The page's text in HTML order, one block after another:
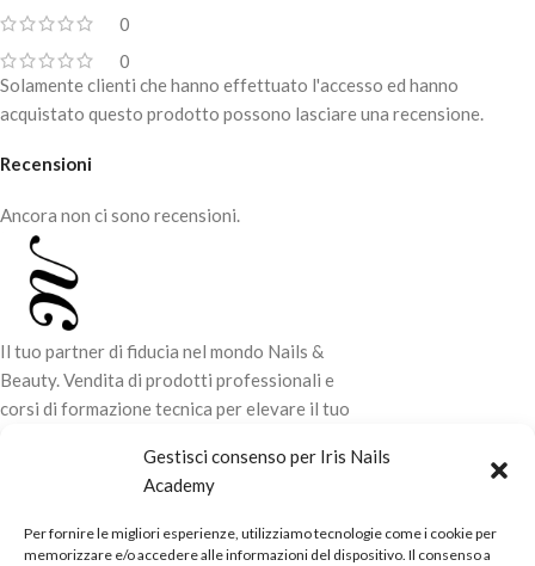
Gestisci consenso per Iris Nails
Academy
Per fornire le migliori esperienze, utilizziamo tecnologie come i cookie per
memorizzare e/o accedere alle informazioni del dispositivo. Il consenso a
0
0
Recensioni
Ancora non ci sono recensioni.
Solamente clienti che hanno effettuato l'accesso ed hanno
acquistato questo prodotto possono lasciare una recensione.
Il tuo partner di fiducia nel mondo Nails &
Beauty. Vendita di prodotti professionali e
corsi di formazione tecnica per elevare il tuo
LINK UTILI